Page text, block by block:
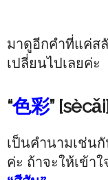
มาดูอีกคำที่แค่ส
เปลี่ยนไปเลยค่ะ
“色彩” [sècǎi]
เป็นคำนามเช่น
ค่ะ ถ้าจะให้เข้า